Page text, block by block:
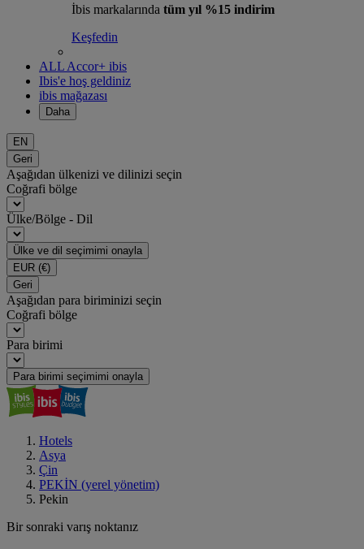
İbis markalarında tüm yıl %15 indirim
Keşfedin
ALL Accor+ ibis
Ibis'e hoş geldiniz
ibis mağazası
Daha
EN
Geri
Aşağıdan ülkenizi ve dilinizi seçin
Coğrafi bölge
Ülke/Bölge - Dil
Ülke ve dil seçimimi onayla
EUR (€)
Geri
Aşağıdan para biriminizi seçin
Coğrafi bölge
Para birimi
Para birimi seçimimi onayla
Hotels
Asya
Çin
PEKİN (yerel yönetim)
Pekin
Bir sonraki varış noktanız